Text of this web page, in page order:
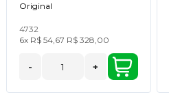
Original
4732
6x R$ 54,67 R$ 328,00
- +